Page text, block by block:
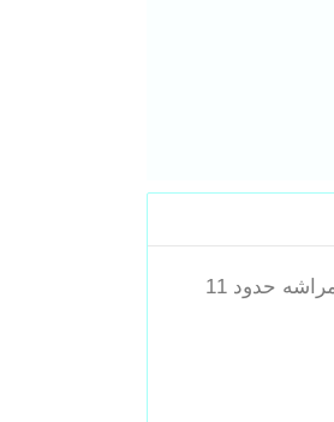
جا کلیدی سلیکونی طرح پلوتو موجود شده. جنس عروسکش از سلیکون بوده و خیلی مقاوم هستن . اندازه عروسکش حدود 6 سانتی متره و بندی که همراشه حدود 11